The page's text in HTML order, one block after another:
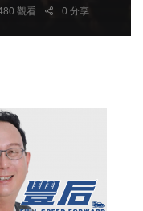
觀看 0 分享